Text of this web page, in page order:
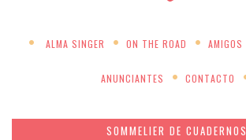
ALMA SINGER ON THE ROAD AMIGOS
ANUNCIANTES CONTACTO
SOMMELIER DE CUADERNOS